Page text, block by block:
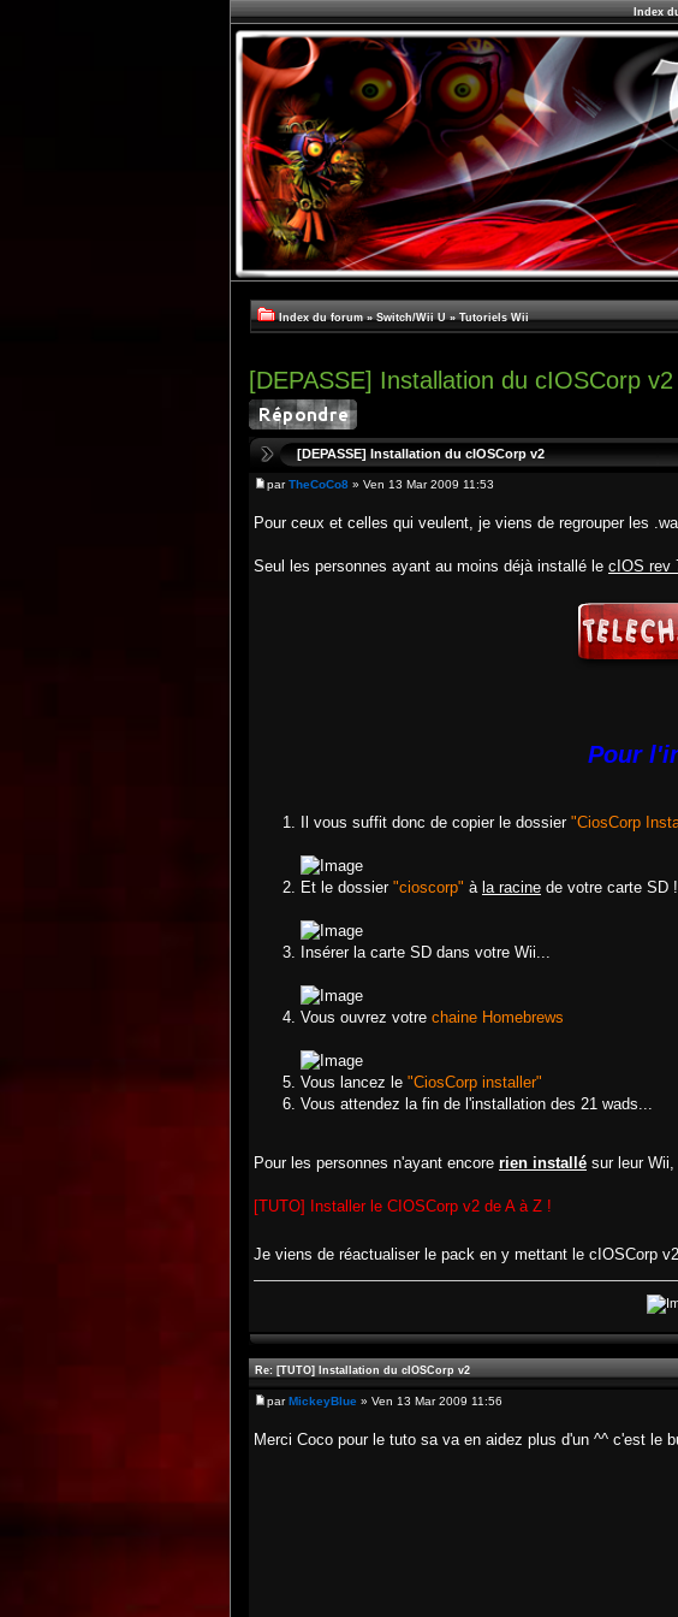
Index
Index du forum » Switch/Wii U » Tutoriels Wii
[DEPASSE] Installation du cIOSCorp v2
[DEPASSE] Installation du cIOSCorp v2
parTheCoCo8 » Ven 13 Mar 2009 11:53
Pour ceux et celles qui veulent, je viens de regrouper les
Seul les personnes ayant au moins déjà installé le cIOS rev
Pour
Il vous suffit donc de copier le dossier "CiosCorp
Et le dossier "cioscorp" à la racine de votre carte SD !
Insérer la carte SD dans votre Wii...
Vous ouvrez votre chaine Homebrews
Vous lancez le "CiosCorp installer"
Vous attendez la fin de l'installation des 21 wads...
Pour les personnes n'ayant encore rien installé sur leur
[TUTO] Installer le CIOSCorp v2 de A à Z !
Je viens de réactualiser le pack en y mettant le cIOSCorp
Re: [TUTO] Installation du cIOSCorp v2
parMickeyBlue » Ven 13 Mar 2009 11:56
Merci Coco pour le tuto sa va en aidez plus d'un ^^ c'est le